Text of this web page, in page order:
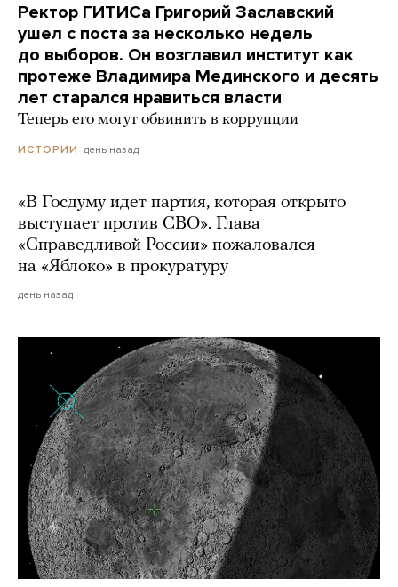
Ректор ГИТИСа Григорий Заславский
ушел с поста за несколько недель
до выборов. Он возглавил институт как
протеже Владимира Мединского и десять
лет старался нравиться власти
Теперь его могут обвинить в коррупции
ИСТОРИИ день назад
«В Госдуму идет партия, которая открыто
выступает против СВО». Глава
«Справедливой России» пожаловался
на «Яблоко» в прокуратуру
день назад